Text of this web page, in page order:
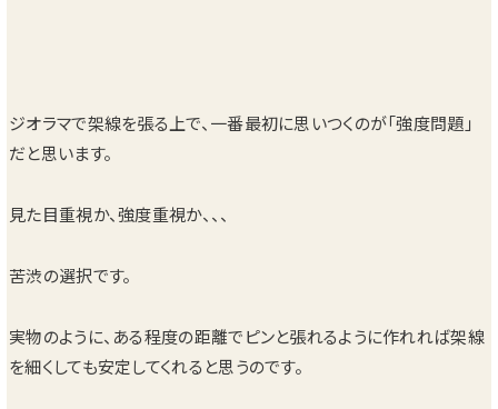
ジオラマで架線を張る上で、一番最初に思いつくのが「強度問題」
だと思います。
見た目重視か、強度重視か、、、
苦渋の選択です。
実物のように、ある程度の距離でピンと張れるように作れれば架線
を細くしても安定してくれると思うのです。